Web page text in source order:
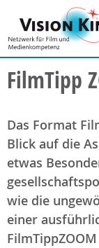
FilmTipp
Das Format
Blick auf die
etwas
wie die
einer